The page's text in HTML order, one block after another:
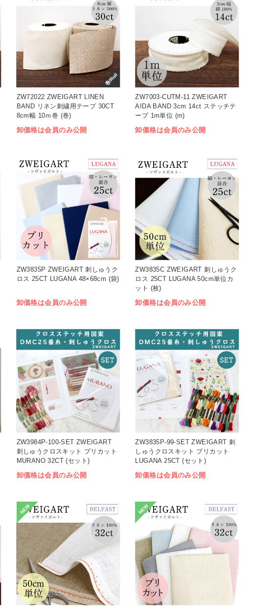
巻/Roll
ZW72022 ZWEIGART LINEN
BAND リネン刺繍用テープ 30CT
8cm幅 10ｍ巻 (巻)
卸価格は会員のみ公開
ZW7003-CUTM-11 ZWEIGART
AIDA BAND 3cm 14ct ステッチテ
ープ 1m単位 (m)
卸価格は会員のみ公開
ZW3835P ZWEIGART 刺しゅうク
ロス 25CT LUGANA 48×68cm (袋)
卸価格は会員のみ公開
ZW3835C ZWEIGART 刺しゅうク
ロス 25CT LUGANA 50cm単位カ
ット (枚)
卸価格は会員のみ公開
ZW3984P-100-SET ZWEIGART
刺しゅうクロスキット プリカット
MURANO 32CT (セット)
卸価格は会員のみ公開
ZW3835P-99-SET ZWEIGART 刺
しゅうクロスキット プリカット
LUGANA 25CT (セット)
卸価格は会員のみ公開
NEW NEW